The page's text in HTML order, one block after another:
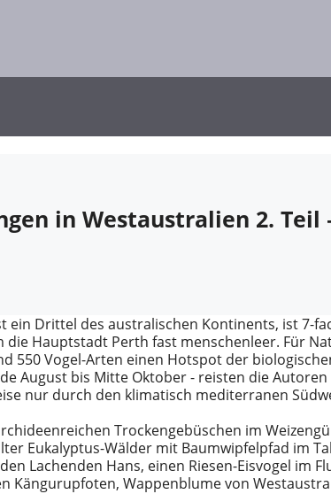
in Westaustralien 2.
ein Drittel des australischen Kontinents, ist 7-
Hauptstadt Perth fast menschenleer. Für
550 Vogel-Arten einen Hotspot der
August bis Mitte Oktober - reisten die
nur durch den klimatisch mediterranen
Trockengebüschen im
Eukalyptus-Wälder mit Baumwipfelpfad im
Lachenden Hans, einen Riesen-Eisvogel im
Kängurupfoten, Wappenblume von